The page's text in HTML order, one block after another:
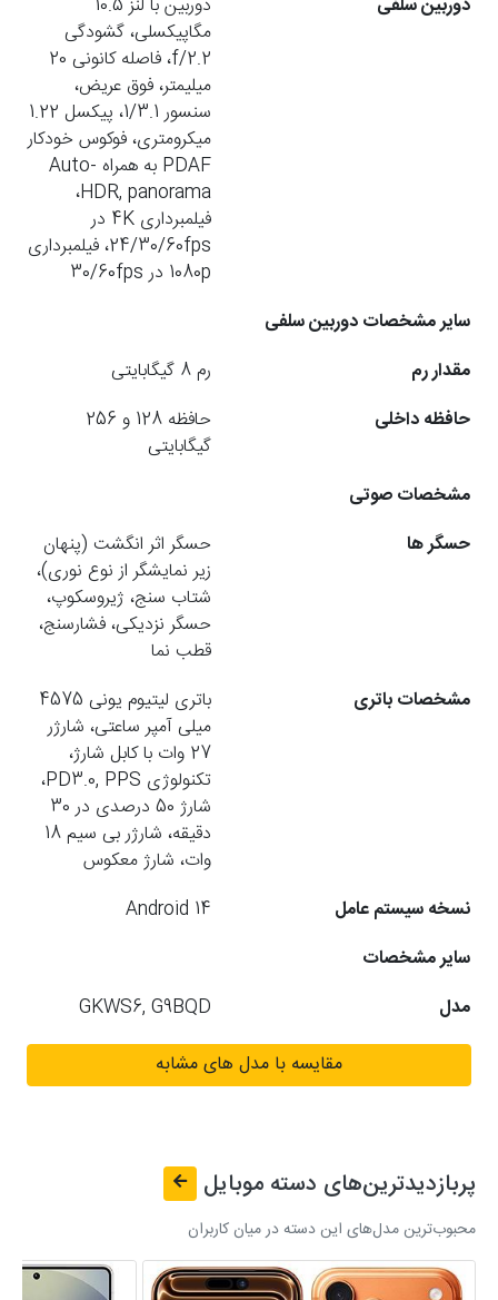
دوربین سلفی
دوربین با لنز 10.5
مگاپیکسلی، گشودگی
f/2.2، فاصله کانونی 20
میلیمتر، فوق عریض،
سنسور 1/3.1، پیکسل 1.22
میکرومتری، فوکوس خودکار
PDAF به همراه Auto-
HDR, panorama،
فیلمبرداری 4K در
24/30/60fps، فیلمبرداری
1080p در 30/60fps
سایر مشخصات دوربین سلفی
مقدار رم
رم 8 گیگابایتی
حافظه داخلی
حافظه 128 و 256
گیگابایتی
مشخصات صوتی
حسگر ها
حسگر اثر انگشت (پنهان
زیر نمایشگر از نوع نوری)،
شتاب سنج، ژیروسکوپ،
حسگر نزدیکی، فشارسنج،
قطب نما
مشخصات باتری
باتری لیتیوم یونی 4575
میلی آمپر ساعتی، شارژر
27 وات با کابل شارژ،
تکنولوژی PD3.0, PPS،
شارژ 50 درصدی در 30
دقیقه، شارژر بی سیم 18
وات، شارژ معکوس
نسخه سیستم عامل
Android 14
سایر مشخصات
مدل
GKWS6, G9BQD
مقایسه با مدل های مشابه
پربازدیدترین‌های دسته موبایل
محبوب‌ترین مدل‌های این دسته در میان کاربران